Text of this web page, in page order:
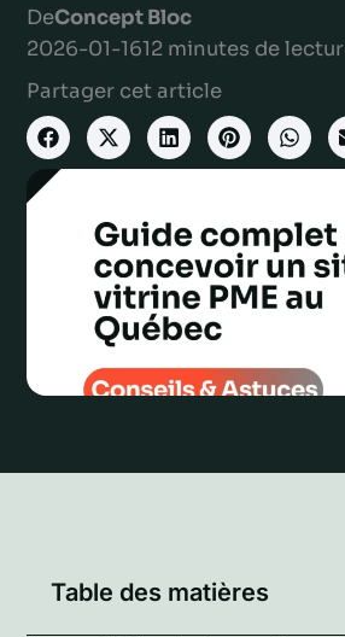
DeConcept Bloc
2026-01-1612 minutes de
Partager cet article
Table des matières